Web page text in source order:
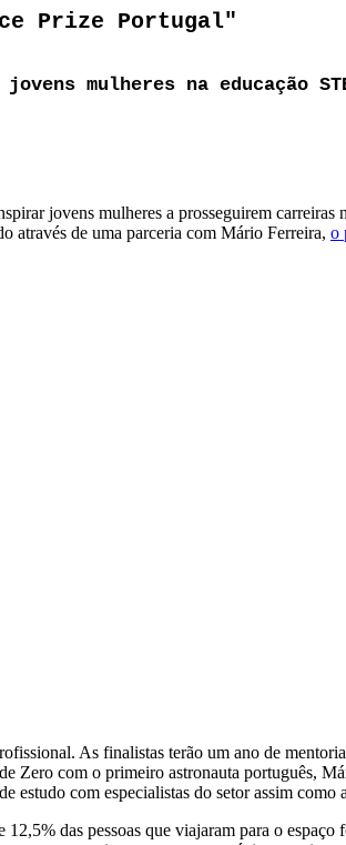
Prize Portugal"
mulheres na educação
jovens mulheres a prosseguirem
através de uma parceria com Mário Ferreira, o
As finalistas terão um ano de
Zero com o primeiro astronauta português,
estudo com especialistas do setor assim
das pessoas que viajaram para o